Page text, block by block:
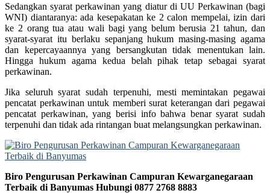
Sedangkan syarat perkawinan yang diatur di UU Perkawinan (bagi
WNI) diantaranya: ada kesepakatan ke 2 calon mempelai, izin dari
ke 2 orang tua atau wali bagi yang belum berusia 21 tahun, dan
syarat-syarat itu berlaku sepanjang hukum masing-masing agama
dan kepercayaannya yang bersangkutan tidak menentukan lain.
Hingga hukum agama kedua belah pihak tetap sebagai syarat
perkawinan.
Jika seluruh syarat sudah terpenuhi, mesti memintakan pegawai
pencatat perkawinan untuk memberi surat keterangan dari pegawai
pencatat perkawinan, yang berisi info bahwa benar syarat sudah
terpenuhi dan tidak ada rintangan buat melangsungkan perkawinan.
Biro Pengurusan Perkawinan Campuran Kewarganegaraan
Terbaik di Banyumas Hubungi 0877 2768 8883